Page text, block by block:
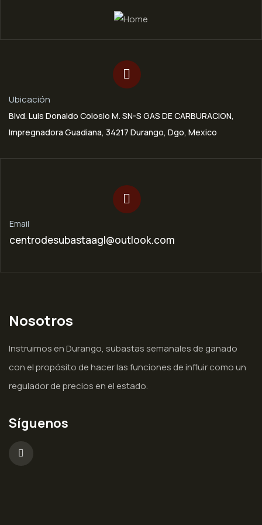
Ubicación
Blvd. Luis Donaldo Colosio M. SN-S GAS DE CARBURACION,
Impregnadora Guadiana, 34217 Durango, Dgo, Mexico
Email
centrodesubastaagl@outlook.com
Nosotros
Instruimos en Durango, subastas semanales de ganado
con el propósito de hacer las funciones de influir como un
regulador de precios en el estado.
Síguenos